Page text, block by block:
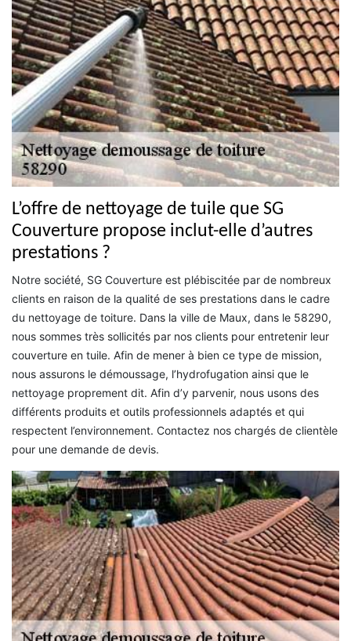
L’offre de nettoyage de tuile que SG
Couverture propose inclut-elle d’autres
prestations ?
Notre société, SG Couverture est plébiscitée par de nombreux
clients en raison de la qualité de ses prestations dans le cadre
du nettoyage de toiture. Dans la ville de Maux, dans le 58290,
nous sommes très sollicités par nos clients pour entretenir leur
couverture en tuile. Afin de mener à bien ce type de mission,
nous assurons le démoussage, l’hydrofugation ainsi que le
nettoyage proprement dit. Afin d’y parvenir, nous usons des
différents produits et outils professionnels adaptés et qui
respectent l’environnement. Contactez nos chargés de clientèle
pour une demande de devis.